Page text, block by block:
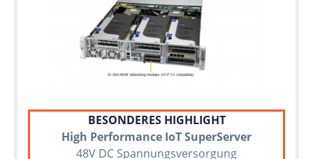
BESONDERES HIGHLIGHT
High Performance IoT SuperServer
48V DC Spannungsversorgung